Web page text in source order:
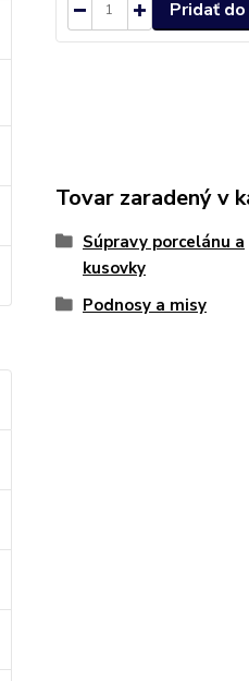
Pridať
Tovar zaradený v
Súpravy porcelánu a
kusovky
Podnosy a misy